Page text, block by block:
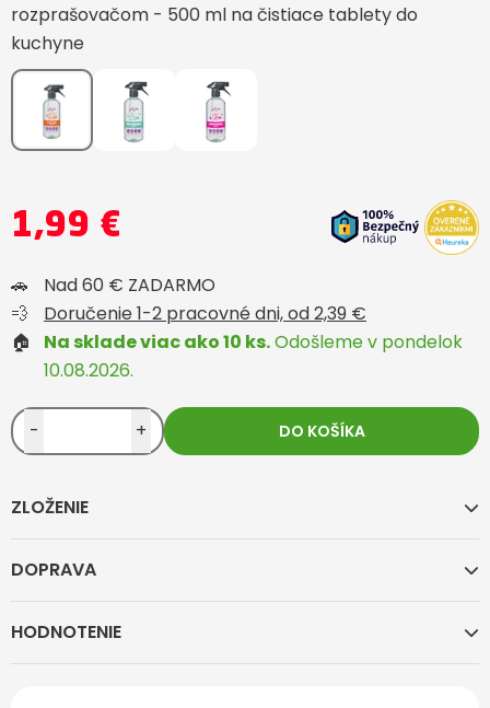
ZLOŽENIE
DOPRAVA
HODNOTENIE
rozprašovačom - 500 ml na čistiace tablety do
kuchyne
1,99 €
🚗
Nad 60 € ZADARMO
💨
Doručenie 1-2 pracovné dni, od 2,39 €
🏠
Na sklade viac ako 10 ks.Odošleme v pondelok
10.08.2026.
- + DO KOŠÍKA